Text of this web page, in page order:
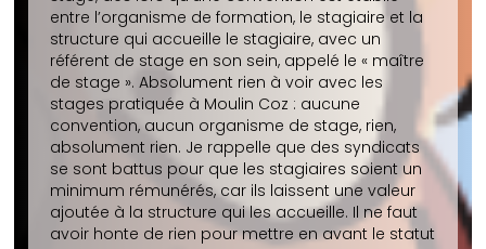
entre l’organisme de formation, le stagiaire et la
structure qui accueille le stagiaire, avec un
référent de stage en son sein, appelé le « maître
de stage ». Absolument rien à voir avec les
stages pratiquée à Moulin Coz : aucune
convention, aucun organisme de stage, rien,
absolument rien. Je rappelle que des syndicats
se sont battus pour que les stagiaires soient un
minimum rémunérés, car ils laissent une valeur
ajoutée à la structure qui les accueille. Il ne faut
avoir honte de rien pour mettre en avant le statut